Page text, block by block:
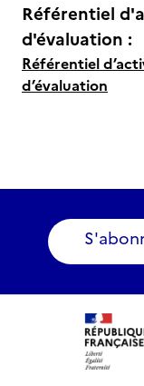
Référentiel
d'évaluation :
Référentiel
d’évaluation